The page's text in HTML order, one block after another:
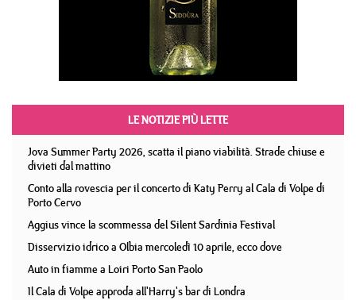
LE NOTIZIE PIÙ LETTE
Jova Summer Party 2026, scatta il piano viabilità. Strade chiuse e
divieti dal mattino
Conto alla rovescia per il concerto di Katy Perry al Cala di Volpe di
Porto Cervo
Aggius vince la scommessa del Silent Sardinia Festival
Disservizio idrico a Olbia mercoledì 10 aprile, ecco dove
Auto in fiamme a Loiri Porto San Paolo
Il Cala di Volpe approda all'Harry's bar di Londra